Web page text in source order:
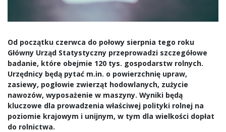
Od początku czerwca do połowy sierpnia tego roku
Główny Urząd Statystyczny przeprowadzi szczegółowe
badanie, które obejmie 120 tys. gospodarstw rolnych.
Urzędnicy będą pytać m.in. o powierzchnię upraw,
zasiewy, pogłowie zwierząt hodowlanych, zużycie
nawozów, wyposażenie w maszyny. Wyniki będą
kluczowe dla prowadzenia właściwej polityki rolnej na
poziomie krajowym i unijnym, w tym dla wielkości dopłat
do rolnictwa.